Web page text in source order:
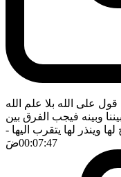
على الله بلا علم الله
وبينه فيجب الفرق بين
وينذر لها يتقرب اليها -
00:07:47ضَ